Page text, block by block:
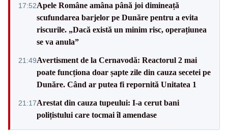
17:52Apele Române amâna până joi dimineață
scufundarea barjelor pe Dunăre pentru a evita
riscurile. „Dacă există un minim risc, operațiunea
se va anula”
21:49Avertisment de la Cernavodă: Reactorul 2 mai
poate funcționa doar șapte zile din cauza secetei pe
Dunăre. Când ar putea fi repornită Unitatea 1
21:17Arestat din cauza tupeului: I-a cerut bani
polițistului care tocmai îl amendase